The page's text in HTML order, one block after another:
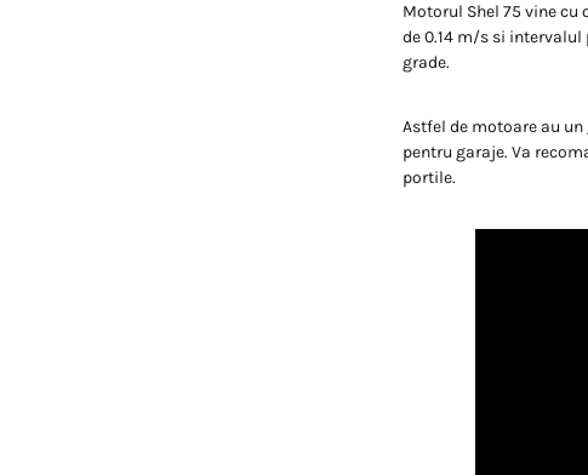
Motorul Shel 75 vine
de 0.14 m/s si
grade.
Astfel de motoare au
pentru garaje. Va
portile.